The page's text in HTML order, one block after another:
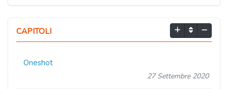
CAPITOLI
Oneshot
27 Settembre 2020